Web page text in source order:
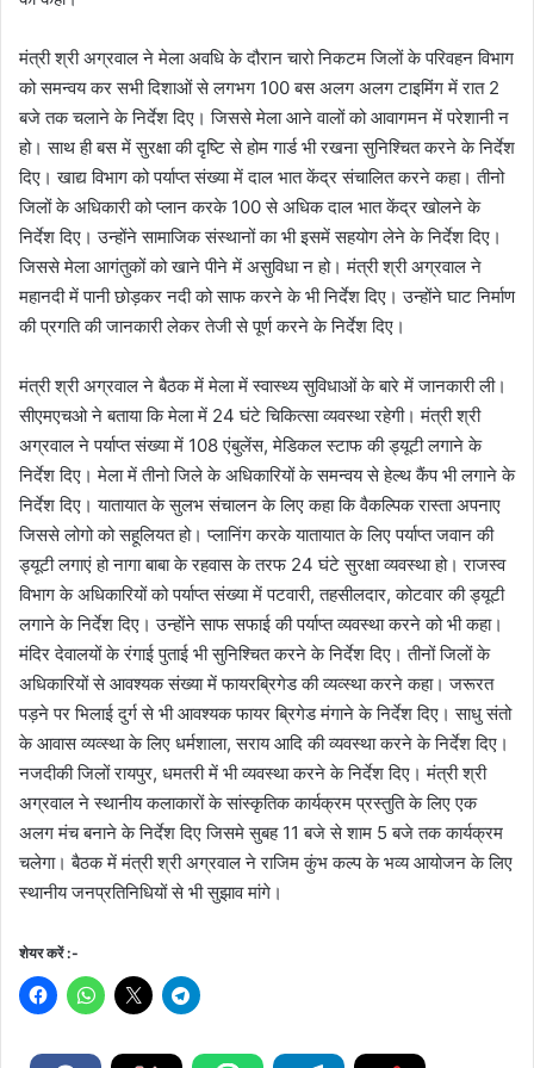
मंत्री श्री अग्रवाल ने मेला अवधि के दौरान चारो निकटम जिलों के परिवहन विभाग
को समन्वय कर सभी दिशाओं से लगभग 100 बस अलग अलग टाइमिंग में रात 2
बजे तक चलाने के निर्देश दिए। जिससे मेला आने वालों को आवागमन में परेशानी न
हो। साथ ही बस में सुरक्षा की दृष्टि से होम गार्ड भी रखना सुनिश्चित करने के निर्देश
दिए। खाद्य विभाग को पर्याप्त संख्या में दाल भात केंद्र संचालित करने कहा। तीनो
जिलों के अधिकारी को प्लान करके 100 से अधिक दाल भात केंद्र खोलने के
निर्देश दिए। उन्होंने सामाजिक संस्थानों का भी इसमें सहयोग लेने के निर्देश दिए।
जिससे मेला आगंतुकों को खाने पीने में असुविधा न हो। मंत्री श्री अग्रवाल ने
महानदी में पानी छोड़कर नदी को साफ करने के भी निर्देश दिए। उन्होंने घाट निर्माण
की प्रगति की जानकारी लेकर तेजी से पूर्ण करने के निर्देश दिए।
मंत्री श्री अग्रवाल ने बैठक में मेला में स्वास्थ्य सुविधाओं के बारे में जानकारी ली।
सीएमएचओ ने बताया कि मेला में 24 घंटे चिकित्सा व्यवस्था रहेगी। मंत्री श्री
अग्रवाल ने पर्याप्त संख्या में 108 एंबुलेंस, मेडिकल स्टाफ की ड्यूटी लगाने के
निर्देश दिए। मेला में तीनो जिले के अधिकारियों के समन्वय से हेल्थ कैंप भी लगाने के
निर्देश दिए। यातायात के सुलभ संचालन के लिए कहा कि वैकल्पिक रास्ता अपनाए
जिससे लोगो को सहूलियत हो। प्लानिंग करके यातायात के लिए पर्याप्त जवान की
ड्यूटी लगाएं हो नागा बाबा के रहवास के तरफ 24 घंटे सुरक्षा व्यवस्था हो। राजस्व
विभाग के अधिकारियों को पर्याप्त संख्या में पटवारी, तहसीलदार, कोटवार की ड्यूटी
लगाने के निर्देश दिए। उन्होंने साफ सफाई की पर्याप्त व्यवस्था करने को भी कहा।
मंदिर देवालयों के रंगाई पुताई भी सुनिश्चित करने के निर्देश दिए। तीनों जिलों के
अधिकारियों से आवश्यक संख्या में फायरब्रिगेड की व्यव्स्था करने कहा। जरूरत
पड़ने पर भिलाई दुर्ग से भी आवश्यक फायर ब्रिगेड मंगाने के निर्देश दिए। साधु संतो
के आवास व्यव्स्था के लिए धर्मशाला, सराय आदि की व्यवस्था करने के निर्देश दिए।
नजदीकी जिलों रायपुर, धमतरी में भी व्यवस्था करने के निर्देश दिए। मंत्री श्री
अग्रवाल ने स्थानीय कलाकारों के सांस्कृतिक कार्यक्रम प्रस्तुति के लिए एक
अलग मंच बनाने के निर्देश दिए जिसमे सुबह 11 बजे से शाम 5 बजे तक कार्यक्रम
चलेगा। बैठक में मंत्री श्री अग्रवाल ने राजिम कुंभ कल्प के भव्य आयोजन के लिए
स्थानीय जनप्रतिनिधियों से भी सुझाव मांगे।
शेयर करें :-